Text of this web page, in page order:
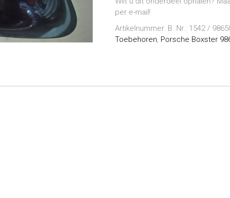
per e-mail!
Artikelnummer: B. Nr.: 1542 /
Toebehoren, Porsche Boxster